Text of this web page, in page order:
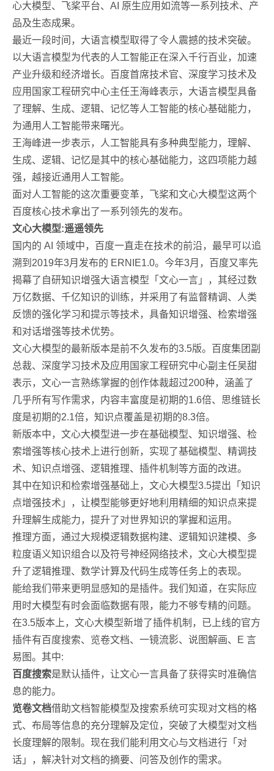
心大模型、飞桨平台、AI 原生应用如流等一系列技术、产
品及生态成果。
最近一段时间，大语言模型取得了令人震撼的技术突破。
以大语言模型为代表的人工智能正在深入千行百业，加速
产业升级和经济增长。百度首席技术官、深度学习技术及
应用国家工程研究中心主任王海峰表示，大语言模型具备
了理解、生成、逻辑、记忆等人工智能的核心基础能力，
为通用人工智能带来曙光。
王海峰进一步表示，人工智能具有多种典型能力，理解、
生成、逻辑、记忆是其中的核心基础能力，这四项能力越
强，越接近通用人工智能。
面对人工智能的这次重要变革，飞桨和文心大模型这两个
百度核心技术拿出了一系列领先的发布。
文心大模型:遥遥领先
国内的 AI 领域中，百度一直走在技术的前沿，最早可以追
溯到2019年3月发布的 ERNIE1.0。今年3月，百度又率先
揭幕了自研知识增强大语言模型「文心一言」，其经过数
万亿数据、千亿知识的训练，并采用了有监督精调、人类
反馈的强化学习和提示等技术，具备知识增强、检索增强
和对话增强等技术优势。
文心大模型的最新版本是前不久发布的3.5版。百度集团副
总裁、深度学习技术及应用国家工程研究中心副主任吴甜
表示，文心一言熟练掌握的创作体裁超过200种，涵盖了
几乎所有写作需求，内容丰富度是初期的1.6倍、思维链长
度是初期的2.1倍，知识点覆盖是初期的8.3倍。
新版本中，文心大模型进一步在基础模型、知识增强、检
索增强等核心技术上进行创新，实现了基础模型、精调技
术、知识点增强、逻辑推理、插件机制等方面的改进。
其中在知识和检索增强基础上，文心大模型3.5提出「知识
点增强技术」，让模型能够更好地利用精细的知识点来提
升理解生成能力，提升了对世界知识的掌握和运用。
推理方面，通过大规模逻辑数据构建、逻辑知识建模、多
粒度语义知识组合以及符号神经网络技术，文心大模型提
升了逻辑推理、数学计算及代码生成等任务上的表现。
能给我们带来更明显感知的是插件。我们知道，在实际应
用时大模型有时会面临数据有限，能力不够专精的问题。
在3.5版本上，文心大模型新增了插件机制，已上线的官方
插件有百度搜索、览卷文档、一镜流影、说图解画、E 言
易图。其中:
百度搜索是默认插件，让文心一言具备了获得实时准确信
息的能力。
览卷文档借助文档智能模型及搜索系统可实现对文档的格
式、布局等信息的充分理解及定位，突破了大模型对文档
长度理解的限制。现在我们能利用文心与文档进行「对
话」，解决针对文档的摘要、问答及创作的需求。